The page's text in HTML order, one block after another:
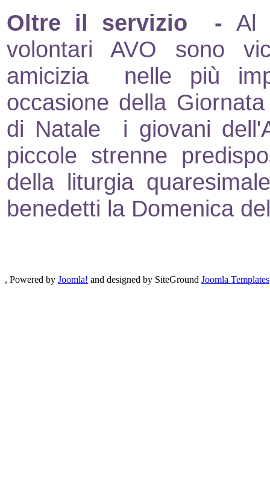
Oltre il servizio - Al
volontari AVO
sono
amicizia nelle più
occasione della Giornata
di Natale i giovani
piccole strenne
della liturgia
benedetti la Domenica
, Powered by Joomla! and designed by SiteGround Joomla Templates